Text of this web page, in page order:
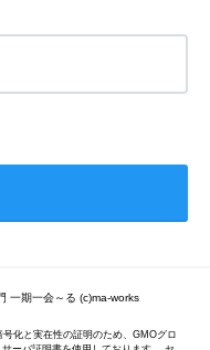
一期一会～る (c)ma-works
化と実在性の証明のため、GMOグロ